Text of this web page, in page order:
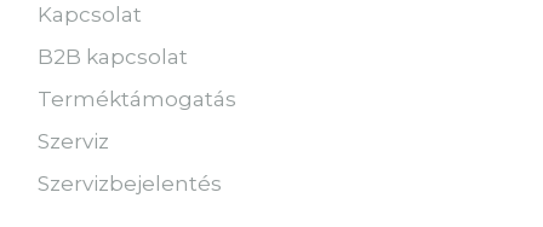
Kapcsolat
B2B kapcsolat
Terméktámogatás
Szerviz
Szervizbejelentés